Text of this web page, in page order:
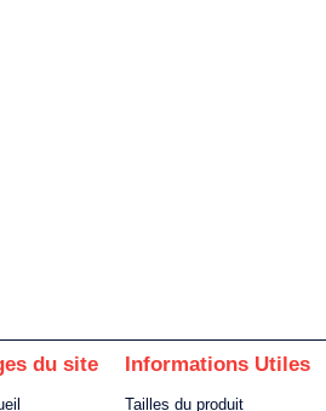
du site Informations Utiles
Tailles du produit